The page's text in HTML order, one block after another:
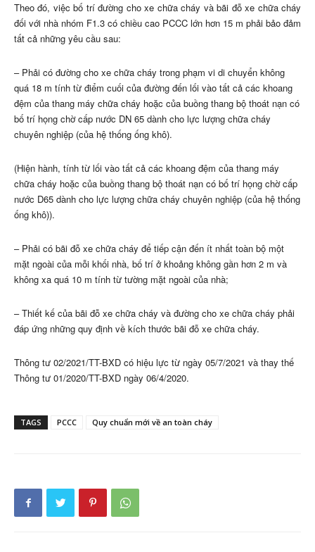
Theo đó, việc bố trí đường cho xe chữa cháy và bãi đỗ xe chữa cháy
đối với nhà nhóm F1.3 có chiều cao PCCC lớn hơn 15 m phải bảo đảm
tất cả những yêu cầu sau:
– Phải có đường cho xe chữa cháy trong phạm vi di chuyển không
quá 18 m tính từ điểm cuối của đường đến lối vào tất cả các khoang
đệm của thang máy chữa cháy hoặc của buồng thang bộ thoát nạn có
bố trí họng chờ cấp nước DN 65 dành cho lực lượng chữa cháy
chuyên nghiệp (của hệ thống ống khô).
(Hiện hành, tính từ lối vào tất cả các khoang đệm của thang máy
chữa cháy hoặc của buồng thang bộ thoát nạn có bố trí họng chờ cấp
nước D65 dành cho lực lượng chữa cháy chuyên nghiệp (của hệ thống
ống khô)).
– Phải có bãi đỗ xe chữa cháy để tiếp cận đến ít nhất toàn bộ một
mặt ngoài của mỗi khối nhà, bố trí ở khoảng không gần hơn 2 m và
không xa quá 10 m tính từ tường mặt ngoài của nhà;
– Thiết kế của bãi đỗ xe chữa cháy và đường cho xe chữa cháy phải
đáp ứng những quy định về kích thước bãi đỗ xe chữa cháy.
Thông tư 02/2021/TT-BXD có hiệu lực từ ngày 05/7/2021 và thay thế
Thông tư 01/2020/TT-BXD ngày 06/4/2020.
TAGS PCCC Quy chuẩn mới về an toàn cháy